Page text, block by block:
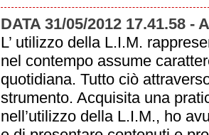
DATA 31/05/2012 17.41.58 -
L’ utilizzo della L.I.M.
nel contempo assume
quotidiana. Tutto ciò
strumento. Acquisita una
nell’utilizzo della L.I.M., ho